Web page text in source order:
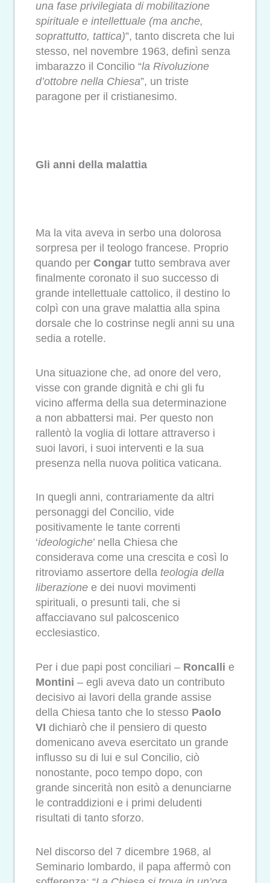
una fase privilegiata di mobilitazione
spirituale e intellettuale (ma anche,
soprattutto, tattica)”, tanto discreta che lui
stesso, nel novembre 1963, definì senza
imbarazzo il Concilio “la Rivoluzione
d’ottobre nella Chiesa”, un triste
paragone per il cristianesimo.
Gli anni della malattia
Ma la vita aveva in serbo una dolorosa
sorpresa per il teologo francese. Proprio
quando per Congar tutto sembrava aver
finalmente coronato il suo successo di
grande intellettuale cattolico, il destino lo
colpì con una grave malattia alla spina
dorsale che lo costrinse negli anni su una
sedia a rotelle.
Una situazione che, ad onore del vero,
visse con grande dignità e chi gli fu
vicino afferma della sua determinazione
a non abbattersi mai. Per questo non
rallentò la voglia di lottare attraverso i
suoi lavori, i suoi interventi e la sua
presenza nella nuova politica vaticana.
In quegli anni, contrariamente da altri
personaggi del Concilio, vide
positivamente le tante correnti
‘ideologiche’ nella Chiesa che
considerava come una crescita e così lo
ritroviamo assertore della teologia della
liberazione e dei nuovi movimenti
spirituali, o presunti tali, che si
affacciavano sul palcoscenico
ecclesiastico.
Per i due papi post conciliari – Roncalli e
Montini – egli aveva dato un contributo
decisivo ai lavori della grande assise
della Chiesa tanto che lo stesso Paolo
VI dichiarò che il pensiero di questo
domenicano aveva esercitato un grande
influsso su di lui e sul Concilio, ciò
nonostante, poco tempo dopo, con
grande sincerità non esitò a denunciarne
le contraddizioni e i primi deludenti
risultati di tanto sforzo.
Nel discorso del 7 dicembre 1968, al
Seminario lombardo, il papa affermò con